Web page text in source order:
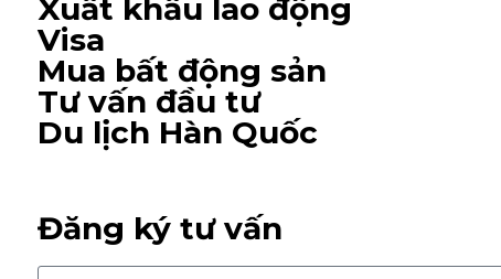
Xuất khẩu lao động
Visa
Mua bất động sản
Tư vấn đầu tư
Du lịch Hàn Quốc
Đăng ký tư vấn